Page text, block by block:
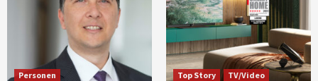
Personen Top Story TV/Video